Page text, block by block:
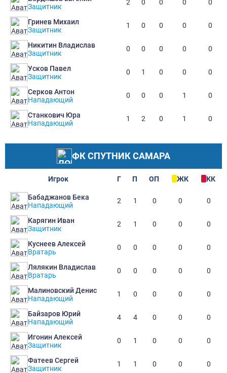
Защитник
2 0 0 0 0
Гринев Михаил
Защитник
1 0 0 0 0
Никитин Владислав
Защитник
0 0 0 0 0
Усков Павел
Защитник
0 1 0 0 0
Серков Антон
Нападающий
0 0 0 1 0
Станкович Юра
Нападающий
1 2 0 1 0
ФК СПУТНИК САМАРА
Игрок Г П ОП ЖК КК
Бабаджанов Бека
Нападающий
2 1 0 0 0
Карягин Иван
Защитник
2 1 0 0 0
Куснеев Алексей
Вратарь
0 0 0 0 0
Лялякин Владислав
Вратарь
0 0 0 0 0
Малиновский Денис
Нападающий
1 0 0 0 0
Байзаров Юрий
Нападающий
4 4 0 0 0
Игонин Алексей
Защитник
0 1 0 0 0
Фатеев Сергей
Защитник
1 1 0 0 0